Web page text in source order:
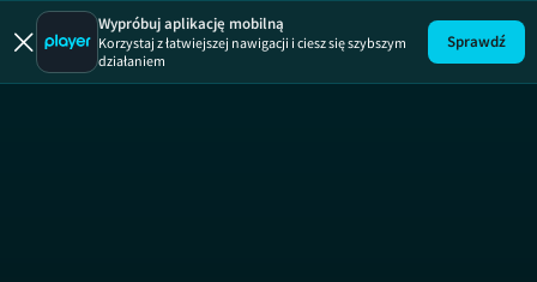
Uwaga!
Wypróbuj aplikację mobilną
Korzystaj z łatwiejszej nawigacji i ciesz się szybszym
działaniem
Sprawdź